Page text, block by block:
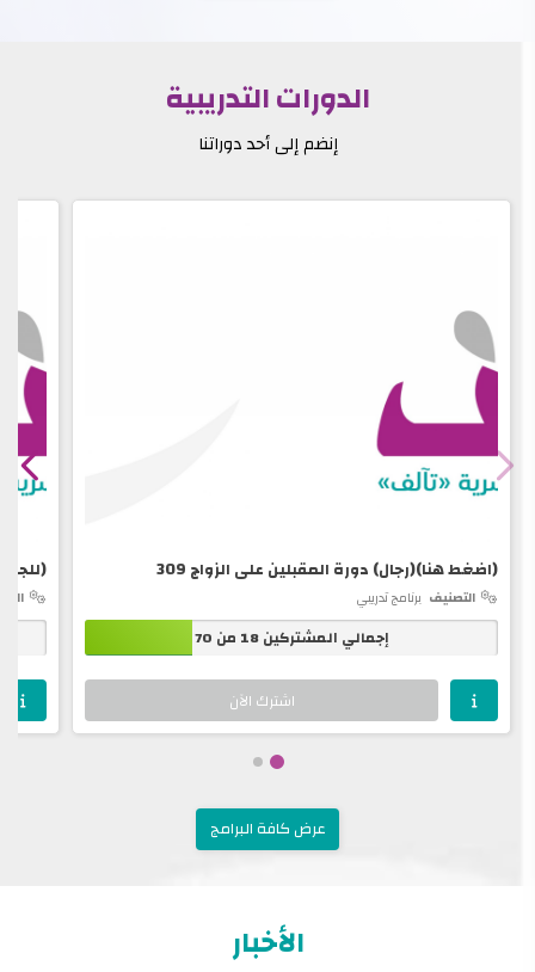
الدورات التدريبية
إنضم إلى أحد دوراتنا
(اضغط هنا)(رجال) دورة المقبلين على الزواج 309
التصنيف برنامج تدريبي
إجمالي المشتركين 18 من 70
اشترك الآن
عرض كافة البرامج
الأخبار